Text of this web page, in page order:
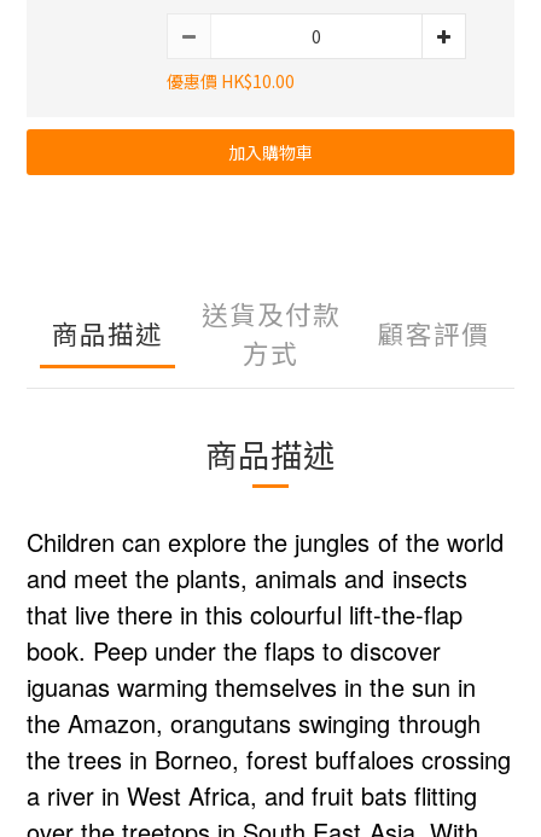
優惠價 HK$10.00
加入購物車
商品描述
送貨及付款
方式
顧客評價
商品描述
Children can explore the jungles of the world
and meet the plants, animals and insects
that live there in this colourful lift-the-flap
book. Peep under the flaps to discover
iguanas warming themselves in the sun in
the Amazon, orangutans swinging through
the trees in Borneo, forest buffaloes crossing
a river in West Africa, and fruit bats flitting